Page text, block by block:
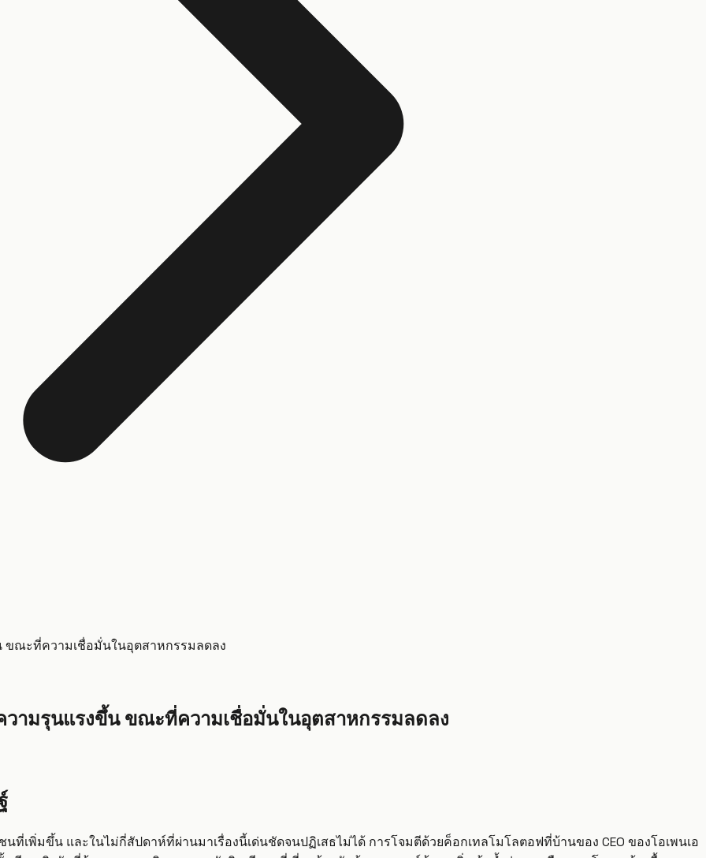
ณะที่ความเชื่อมั่นในอุตสาหกรรมลดลง
ามรุนแรงขึ้น ขณะที่ความเชื่อมั่นในอุตสาหกรรมลดลง
พิ่มขึ้น และในไม่กี่สัปดาห์ที่ผ่านมาเรื่องนี้เด่นชัดจนปฏิเสธไม่ได้ การโจมตีด้วยค็อกเทลโมโลตอฟที่บ้านของ CEO ของโอเพนเอ